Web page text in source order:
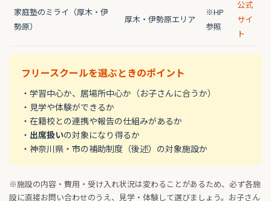
家庭塾のミライ（厚木・伊
勢原）
厚木・伊勢原エリア
※HP
参照
公式
サイ
ト
フリースクールを選ぶときのポイント
・学習中心か、居場所中心か（お子さんに合うか）
・見学や体験ができるか
・在籍校との連携や報告の仕組みがあるか
・ 出席扱いの対象になり得るか
・神奈川県・市の補助制度（後述）の対象施設か
※施設の内容・費用・受け入れ状況は変わることがあるため、必ず各施
設に直接お問い合わせのうえ、見学・体験して選びましょう。お子さん